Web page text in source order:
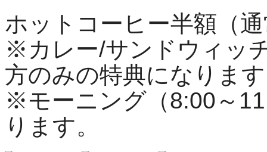
ホットコーヒー半額（
※カレー/サンドウィッ
方のみの特典になりま
※モーニング（8:00～
ります。